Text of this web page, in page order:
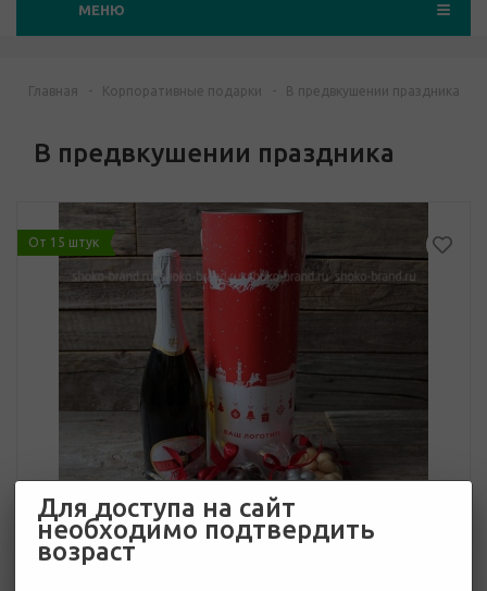
МЕНЮ
Главная - Корпоративные подарки - В предвкушении праздника
В предвкушении праздника
От 15 штук
Для доступа на сайт
необходимо подтвердить
возраст